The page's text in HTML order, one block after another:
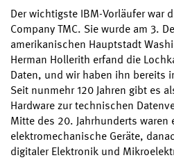
Der wichtigste IBM-Vorläufer war
Company TMC. Sie wurde am 3.
amerikanischen Hauptstadt
Herman Hollerith erfand die
Daten, und wir haben ihn bereits
Seit nunmehr 120 Jahren gibt es
Hardware zur technischen
Mitte des 20. Jahrhunderts waren
elektromechanische Geräte,
digitaler Elektronik und